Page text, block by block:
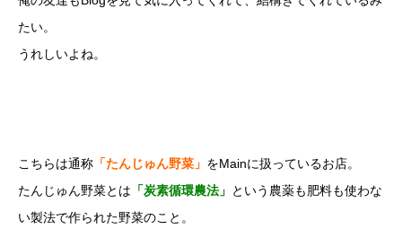
たい。
うれしいよね。
こちらは通称 「たんじゅん野菜」 をMainに扱っているお店。
たんじゅん野菜とは 「炭素循環農法」 という農薬も肥料も使わな
い製法で作られた野菜のこと。